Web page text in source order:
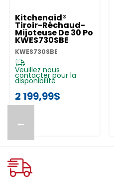
←
Kitchenaid®
Tiroir-Réchaud-
Mijoteuse De 30 Po
KWES730SBE
KWES730SBE
Veuillez nous
contacter pour la
disponibilité
2 199,99$